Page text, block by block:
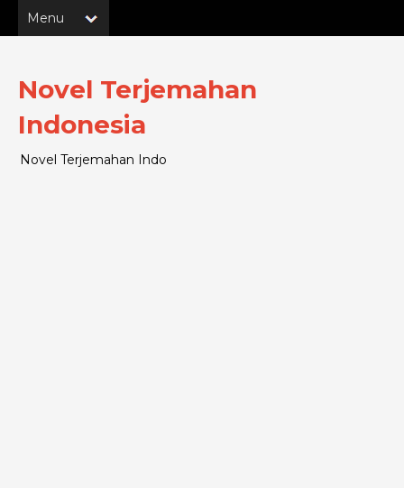
Novel Terjemahan
Indonesia
Novel Terjemahan Indo